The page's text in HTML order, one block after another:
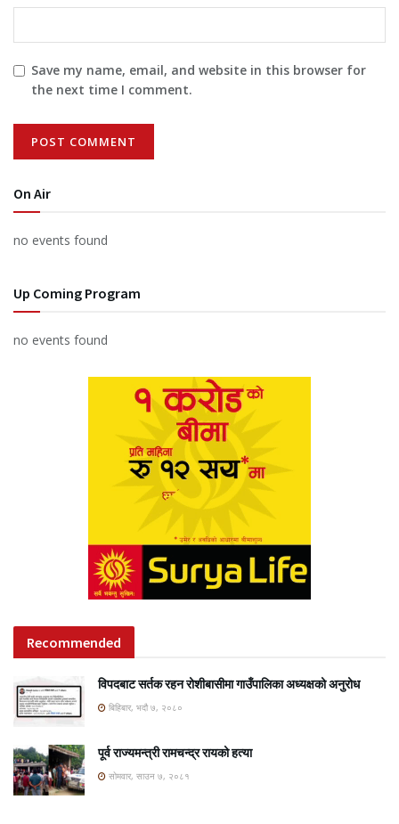
Save my name, email, and website in this browser for
the next time I comment.
On Air
no events found
Up Coming Program
no events found
Recommended
विपदबाट सर्तक रहन रोशीबासीमा गाउँपालिका अध्यक्षको अनुरोध
बिहिबार, भदौ ७, २०८०
पूर्व राज्यमन्त्री रामचन्द्र रायको हत्या
सोमवार, साउन ७, २०८१